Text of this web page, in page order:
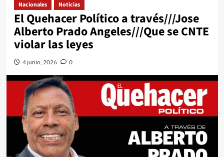
Nacionales Noticias
El Quehacer Político a través///Jose
Alberto Prado Angeles///Que se CNTE
violar las leyes
4 junio, 2026 0